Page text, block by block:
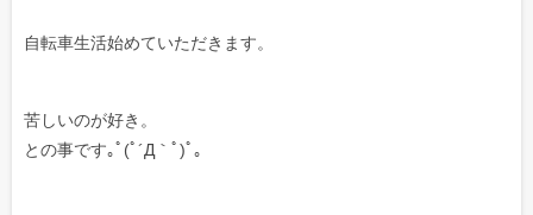
自転車生活始めていただきます。
苦しいのが好き。
との事です｡ﾟ(ﾟ´Д｀ﾟ)ﾟ｡